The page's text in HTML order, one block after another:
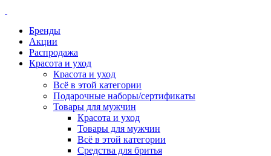
Бренды
Акции
Распродажа
Красота и уход
Красота и уход
Всё в этой категории
Подарочные наборы/сертификаты
Товары для мужчин
Красота и уход
Товары для мужчин
Всё в этой категории
Средства для бритья